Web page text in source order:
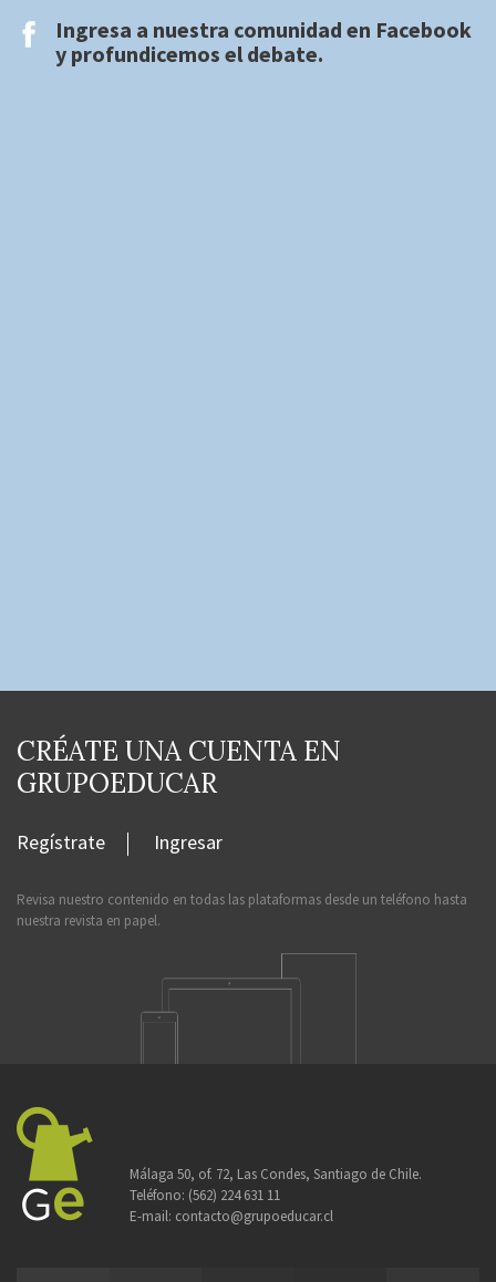
Ingresa a nuestra comunidad en Facebook
y profundicemos el debate.
CRÉATE UNA CUENTA EN
GRUPOEDUCAR
Regístrate Ingresar
Revisa nuestro contenido en todas las plataformas desde un teléfono hasta
nuestra revista en papel.
Málaga 50, of. 72, Las Condes, Santiago de Chile.
Teléfono: (562) 224 631 11
E-mail: contacto@grupoeducar.cl